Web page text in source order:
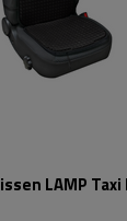
LAMP